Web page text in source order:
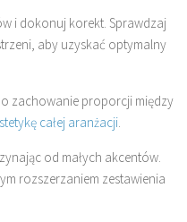
i dokonuj korekt. Sprawdzaj
aby uzyskać optymalny
zachowanie proporcji między
całej aranżacji
od małych akcentów.
rozszerzaniem zestawienia